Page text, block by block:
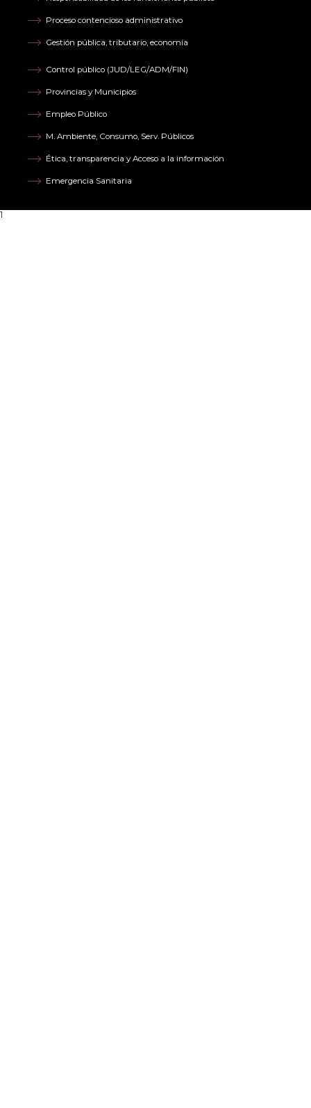
Proceso contencioso administrativo
Gestión pública, tributario, economía
Control público (JUD/LEG/ADM/FIN)
Provincias y Municipios
Empleo Público
M. Ambiente, Consumo, Serv. Públicos
Ética, transparencia y Acceso a la información
Emergencia Sanitaria
1